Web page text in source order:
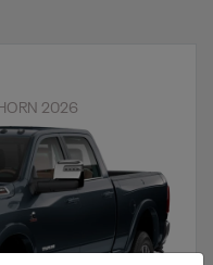
2026